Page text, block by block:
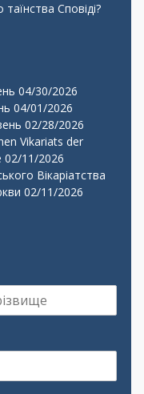
Сповіді?
04/30/2026
04/01/2026
02/28/2026
Vikariats der
02/11/2026
Вікаріатства
02/11/2026